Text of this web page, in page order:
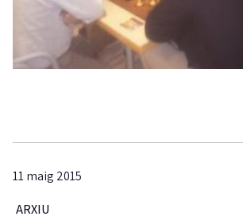
11 maig 2015
ARXIU